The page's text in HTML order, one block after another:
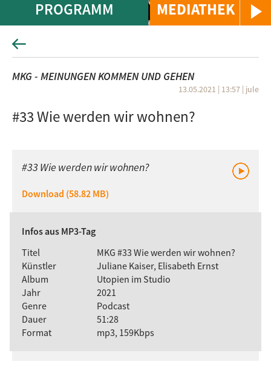
MEDIATHEK
PROGRAMM
MKG - MEINUNGEN KOMMEN UND GEHEN
13.05.2021 | 13:57 | jule
#33 Wie werden wir wohnen?
#33 Wie werden wir wohnen?
Download (58.82 MB)
Infos aus MP3-Tag
Titel
MKG #33 Wie werden wir wohnen?
Künstler
Juliane Kaiser, Elisabeth Ernst
Album
Utopien im Studio
Jahr
2021
Genre
Podcast
Dauer
51:28
Format
mp3, 159Kbps